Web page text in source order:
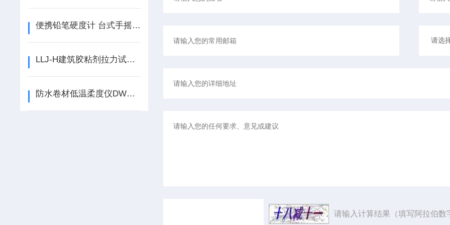
便携铅笔硬度计 台式手摇铅笔硬度计的使用说明
LLJ-H建筑胶粘剂拉力试验机建筑胶粘接拉力试验机的使用说明
防水卷材低温柔度仪DWR-3如何使用
请输入计算结果（填写阿拉伯数